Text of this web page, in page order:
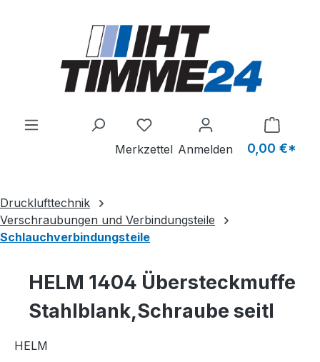
Du hast 0 Produkte auf dem
Merkzettel Anmelden 0,00 €*
Drucklufttechnik
Verschraubungen und Verbindungsteile
Schlauchverbindungsteile
HELM 1404 Übersteckmuffe
Stahlblank,Schraube seitl
HELM